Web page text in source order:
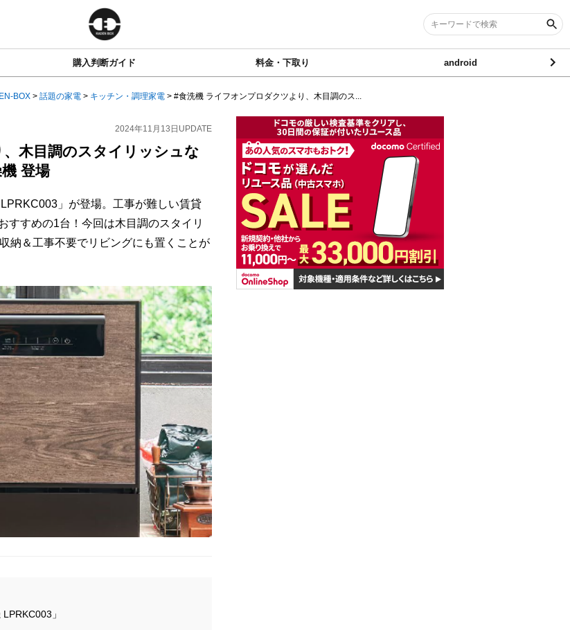
購入判断ガイド 料金・下取り android
BOX > 話題の家電 > キッチン・調理家電 > #食洗機 ライフオンプロダクツより、木目調のス...
2024年11月13日 UPDATE
木目調のスタイリッシュな
登場
」が登場。工事が難しい賃貸
すすめの1台！今回は木目調のスタイリ
納＆工事不要でリビングにも置くことが
」